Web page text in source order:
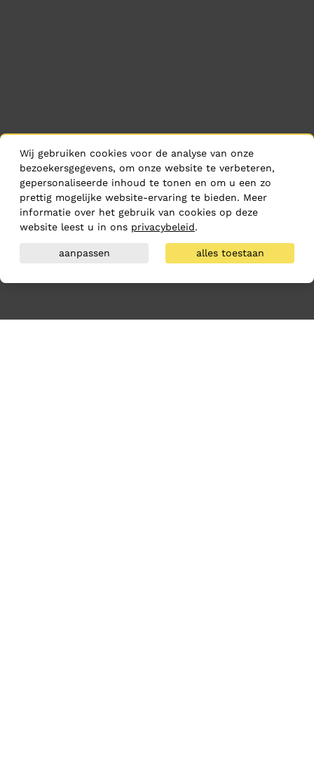
Wij gebruiken cookies voor de analyse van onze
bezoekersgegevens, om onze website te verbeteren,
gepersonaliseerde inhoud te tonen en om u een zo
prettig mogelijke website-ervaring te bieden. Meer
informatie over het gebruik van cookies op deze
website leest u in ons privacybeleid.
aanpassen alles toestaan